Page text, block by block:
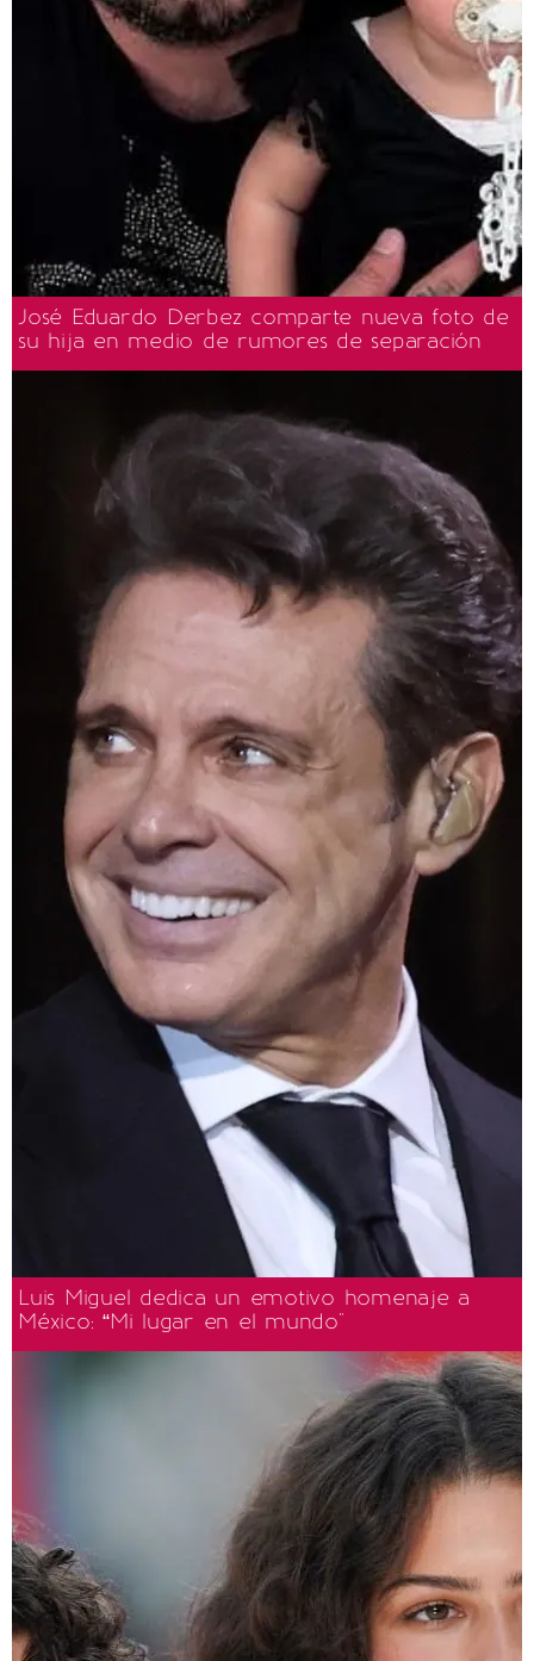
José Eduardo Derbez comparte nueva foto de
su hija en medio de rumores de separación
Luis Miguel dedica un emotivo homenaje a
México: “Mi lugar en el mundo"